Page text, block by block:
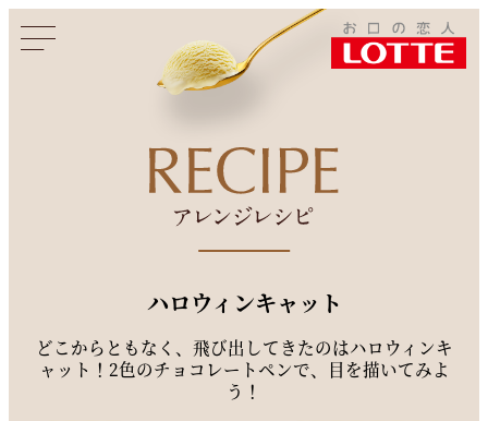
このページをシェアする
ハロウィンキャット
どこからともなく、飛び出してきたのはハロウィンキ
ャット！2色のチョコレートペンで、目を描いてみよ
う！